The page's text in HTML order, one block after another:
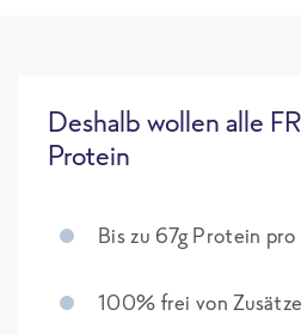
Deshalb wollen alle
Protein
Bis zu 67g Protein
100% frei von